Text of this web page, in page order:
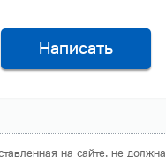
Написать
на сайте, не должна